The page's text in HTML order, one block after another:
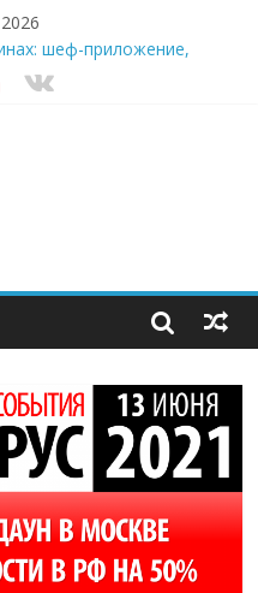
шеф-приложение,
насквозь
полётах дронов и
почему кокосовая вода с
главным трендом